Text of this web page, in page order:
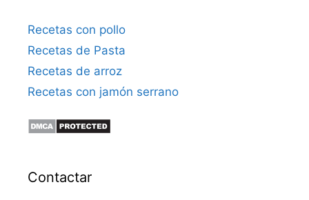
Recetas con pollo
Recetas de Pasta
Recetas de arroz
Recetas con jamón serrano
Contactar